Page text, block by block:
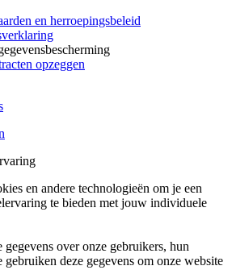
en herroepingsbeleid
opzeggen
en andere technologieën om je een
te bieden met jouw individuele
over onze gebruikers, hun
gebruiken deze gegevens om onze website